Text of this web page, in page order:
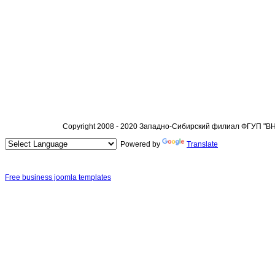
Copyright 2008 - 2020 Западно-Сибирский филиал ФГУП
Powered by
Translate
Free business joomla templates